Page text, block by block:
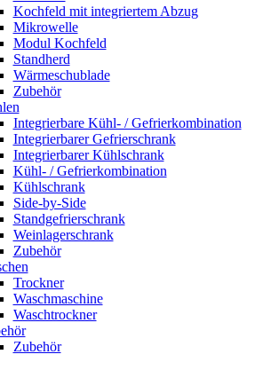
Kochfeld mit integriertem Abzug
Mikrowelle
Modul Kochfeld
Standherd
Wärmeschublade
Zubehör
Integrierbare Kühl- / Gefrierkombination
Integrierbarer Gefrierschrank
Integrierbarer Kühlschrank
Kühl- / Gefrierkombination
Kühlschrank
Side-by-Side
Standgefrierschrank
Weinlagerschrank
Zubehör
Trockner
Waschmaschine
Waschtrockner
Zubehör